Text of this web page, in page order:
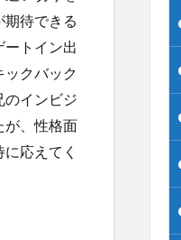
待できる
トイン出
クバック
のインビジ
が、性格面
応えてく